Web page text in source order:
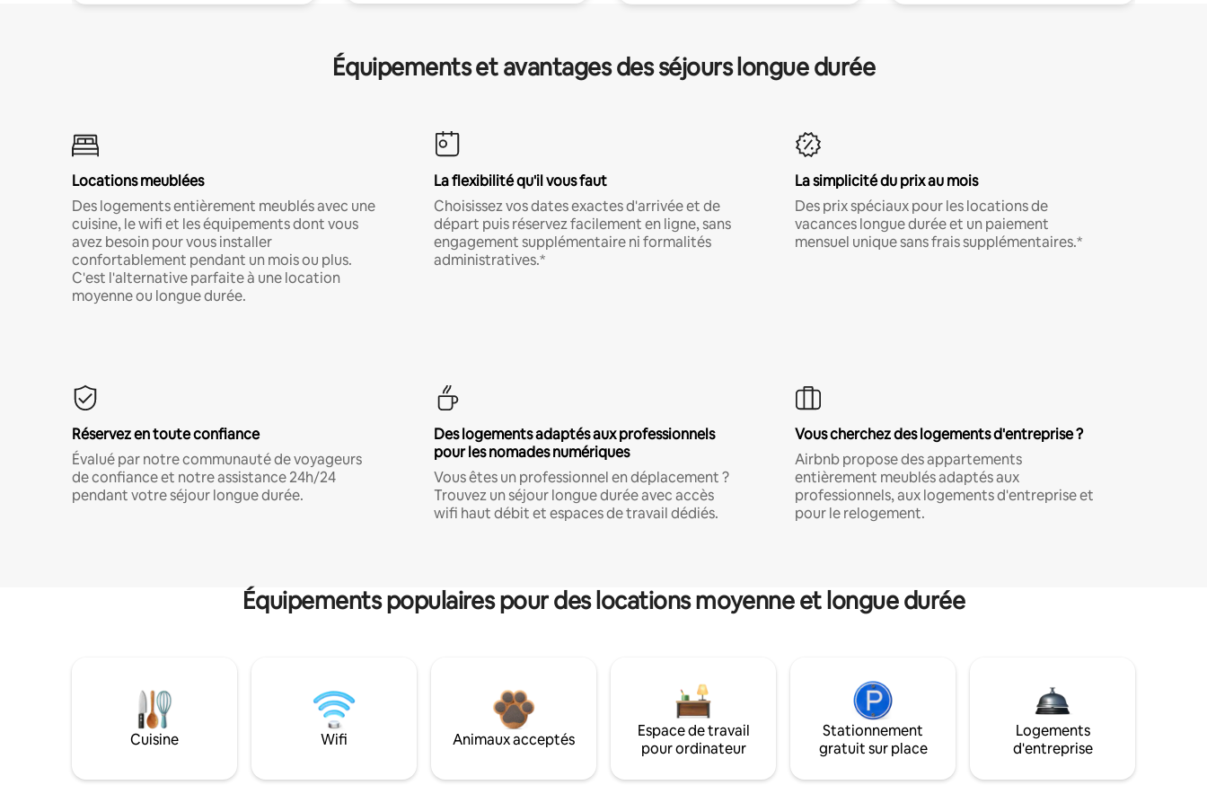
Équipements et avantages des séjours longue durée
Locations meublées
Des logements entièrement meublés avec une
cuisine, le wifi et les équipements dont vous
avez besoin pour vous installer
confortablement pendant un mois ou plus.
C'est l'alternative parfaite à une location
moyenne ou longue durée.
La flexibilité qu'il vous faut
Choisissez vos dates exactes d'arrivée et de
départ puis réservez facilement en ligne, sans
engagement supplémentaire ni formalités
administratives.*
La simplicité du prix au mois
Des prix spéciaux pour les locations de
vacances longue durée et un paiement
mensuel unique sans frais supplémentaires.*
Réservez en toute confiance
Évalué par notre communauté de voyageurs
de confiance et notre assistance 24h/24
pendant votre séjour longue durée.
Des logements adaptés aux professionnels
pour les nomades numériques
Vous êtes un professionnel en déplacement ?
Trouvez un séjour longue durée avec accès
wifi haut débit et espaces de travail dédiés.
Vous cherchez des logements d'entreprise ?
Airbnb propose des appartements
entièrement meublés adaptés aux
professionnels, aux logements d'entreprise et
pour le relogement.
Équipements populaires pour des locations moyenne et longue durée
Cuisine Wifi Animaux acceptés
Espace de travail
pour ordinateur
Stationnement
gratuit sur place
Logements
d'entreprise